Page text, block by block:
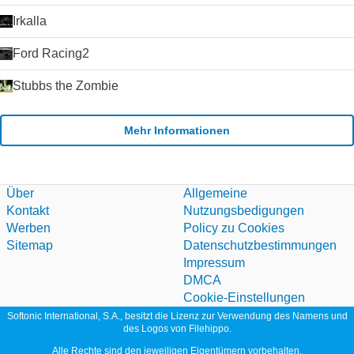
schwer finden, Skype zu schlagen. Der Kauf von Skype durch
Microsoft im Jahr 2011 hat die Plattform weiter stabilisiert und
für seinen alternden Nachrichtendienst Windows Live
Messenger verwendet hat. Klicken Sie auf die grüne
Download-Schaltfläche, um es auszuprobieren. Microsoft
erlaubt nicht mehr das Hosting seiner
Irkalla
Ford Racing2
Stubbs the Zombie
Mehr Informationen
Über
Kontakt
Werben
Sitemap
Allgemeine
Nutzungsbedigungen
Policy zu Cookies
Datenschutzbestimmungen
Impressum
DMCA
Cookie-Einstellungen
Softonic International, S.A., besitzt die Lizenz zur Verwendung des Namens und
des Logos von Filehippo.
Alle Rechte sind den jeweiligen Eigentümern vorbehalten.